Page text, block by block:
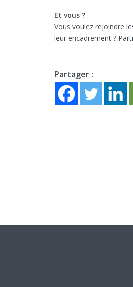
Et vous ?
Vous voulez rejoindre
leur encadrement ?
Partager :